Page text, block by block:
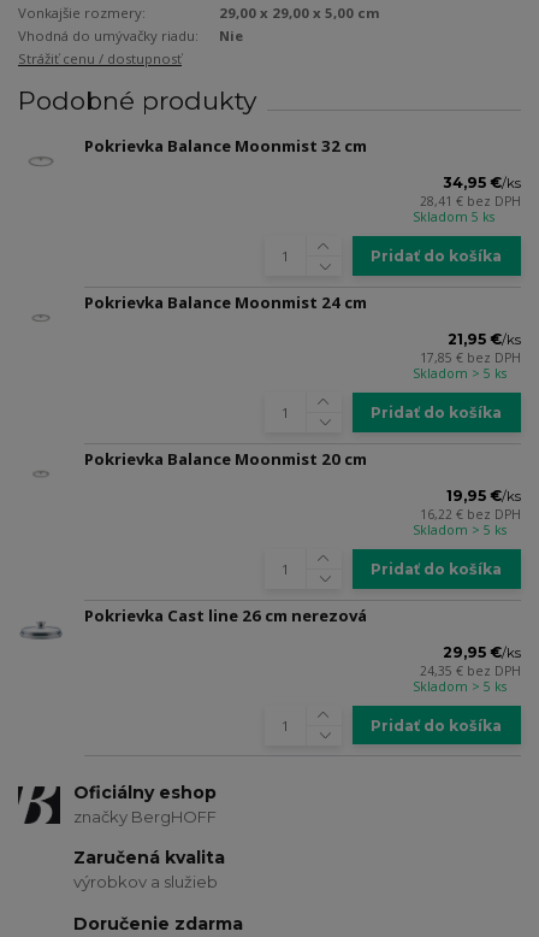
Vonkajšie rozmery:
29,00 x 29,00 x 5,00 cm
Vhodná do umývačky riadu:
Nie
Strážiť cenu / dostupnosť
Podobné produkty
Pokrievka Balance Moonmist 32 cm
34,95 €/ks
28,41 € bez DPH
Skladom 5 ks
Pridať do košíka
Pokrievka Balance Moonmist 24 cm
21,95 €/ks
17,85 € bez DPH
Skladom > 5 ks
Pridať do košíka
Pokrievka Balance Moonmist 20 cm
19,95 €/ks
16,22 € bez DPH
Skladom > 5 ks
Pridať do košíka
Pokrievka Cast line 26 cm nerezová
29,95 €/ks
24,35 € bez DPH
Skladom > 5 ks
Pridať do košíka
Oficiálny eshop
značky BergHOFF
Zaručená kvalita
výrobkov a služieb
Doručenie zdarma